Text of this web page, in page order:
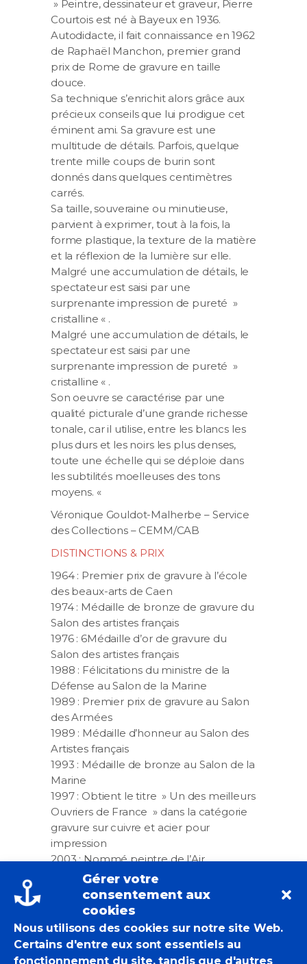
Gérer votre
consentement aux
cookies
Nous utilisons des cookies sur notre site Web.
Certains d'entre eux sont essentiels au
fonctionnement du site, tandis que d'autres
» Peintre, dessinateur et graveur, Pierre
Courtois est né à Bayeux en 1936.
Autodidacte, il fait connaissance en 1962
de Raphaël Manchon, premier grand
prix de Rome de gravure en taille
douce.
Sa technique s’enrichit alors grâce aux
précieux conseils que lui prodigue cet
éminent ami. Sa gravure est une
multitude de détails. Parfois, quelque
trente mille coups de burin sont
donnés dans quelques centimètres
carrés.
Sa taille, souveraine ou minutieuse,
parvient à exprimer, tout à la fois, la
forme plastique, la texture de la matière
et la réflexion de la lumière sur elle.
Malgré une accumulation de détails, le
spectateur est saisi par une
surprenante impression de pureté »
cristalline « .
Malgré une accumulation de détails, le
spectateur est saisi par une
surprenante impression de pureté »
cristalline « .
Son oeuvre se caractérise par une
qualité picturale d’une grande richesse
tonale, car il utilise, entre les blancs les
plus durs et les noirs les plus denses,
toute une échelle qui se déploie dans
les subtilités moelleuses des tons
moyens. «
Véronique Gouldot-Malherbe – Service
des Collections – CEMM/CAB
DISTINCTIONS & PRIX
1964 : Premier prix de gravure à l’école
des beaux-arts de Caen
1974 : Médaille de bronze de gravure du
Salon des artistes français
1976 : 6Médaille d’or de gravure du
Salon des artistes français
1988 : Félicitations du ministre de la
Défense au Salon de la Marine
1989 : Premier prix de gravure au Salon
des Armées
1989 : Médaille d’honneur au Salon des
Artistes français
1993 : Médaille de bronze au Salon de la
Marine
1997 : Obtient le titre » Un des meilleurs
Ouvriers de France » dans la catégorie
gravure sur cuivre et acier pour
impression
2003 : Nommé peintre de l’Air
CONTACT
Pierre COURTOIS
16, rue du Puits Neuf – 85330
Noirmoutier en l’Ile
Tel : 02 28 12 99 15